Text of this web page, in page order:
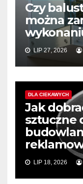
Czy
można
LIP 27, 2026
DLA CIEKAWYCH
Jak
sztuczne
LIP 18, 2026